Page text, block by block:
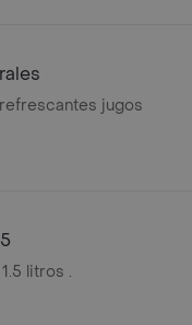
jugos
litros .